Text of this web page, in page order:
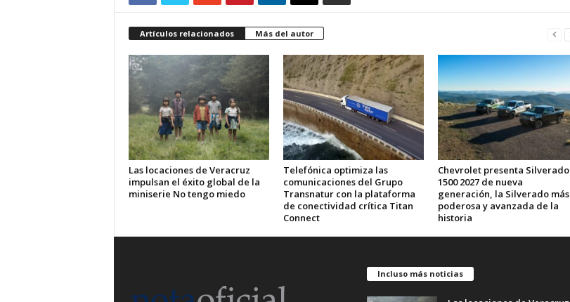
Artículos relacionados Más del autor
Las locaciones de Veracruz
impulsan el éxito global de la
miniserie No tengo miedo
Telefónica optimiza las
comunicaciones del Grupo
Transnatur con la plataforma
de conectividad crítica Titan
Connect
Chevrolet presenta Silverado
1500 2027 de nueva
generación, la Silverado más
poderosa y avanzada de la
historia
Incluso más noticias